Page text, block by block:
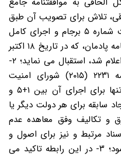
الحاقی، تلاش برای تصویب آن طبق
بازه زمانی پیش بینی شده در پیوست شماره ۵ برجام و اجرای کامل
کد اصلاحی ۱/۳ ترتیبات فرعی موافقتنامه پادمان، که در تاریخ ۱۸ اکتبر
۲۰۰۵ توسط ایران به مدیرکل آژانس اعلام شد، استقبال می نماید؛ ۲-
یادآوری می نماید که طبق قطعنامه ۲۲۳۱ (۲۰۱۵) شورای امنیت
سازمان ملل متحد همه مفاد برجام تنها برای اجرای آن بین ۱+۵ و
سابقه برای هر دولت دیگر یا
و تکالیف وفق معاهده عدم
مرتبط و نیز برای اصول و
رویه های شناخته شده بین المللی شود؛ ۳- در این رابطه تاکید می